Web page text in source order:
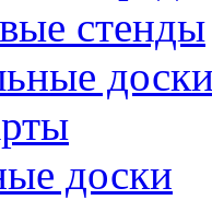
стенды
доски